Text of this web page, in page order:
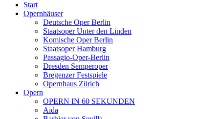
Start
Opernhäuser
Deutsche Oper Berlin
Staatsoper Unter den Linden
Komische Oper Berlin
Staatsoper Hamburg
Passagio-Oper-Berlin
Dresden Semperoper
Bregenzer Festspiele
Opernhaus Zürich
Opern
OPERN IN 60 SEKUNDEN
Aida